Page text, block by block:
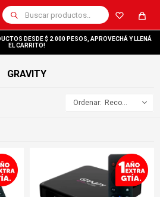
DESDE $ 2.000 PESOS, APROVECHÁ Y LLENÁ
EL CARRITO!
GRAVITY
Recomendados